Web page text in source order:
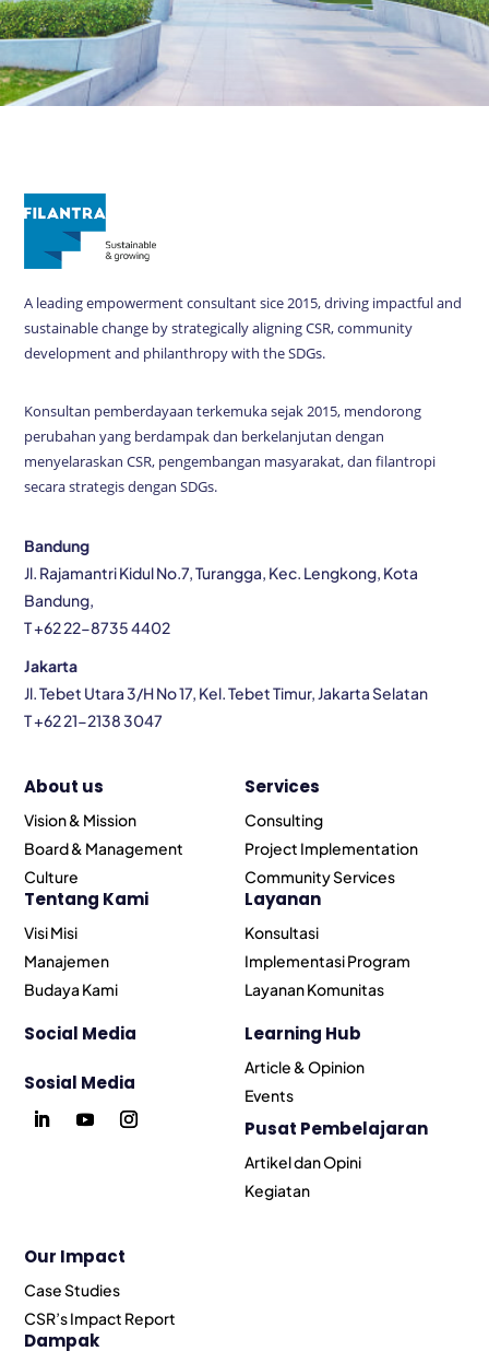
A leading empowerment consultant sice 2015, driving impactful and
sustainable change by strategically aligning CSR, community
development and philanthropy with the SDGs.
Konsultan pemberdayaan terkemuka sejak 2015, mendorong
perubahan yang berdampak dan berkelanjutan dengan
menyelaraskan CSR, pengembangan masyarakat, dan filantropi
secara strategis dengan SDGs.
Bandung
Jl. Rajamantri Kidul No.7, Turangga, Kec. Lengkong, Kota
Bandung,
T +62 22-8735 4402
Jakarta
Jl. Tebet Utara 3/H No 17, Kel. Tebet Timur, Jakarta Selatan
T +62 21-2138 3047
About us
Vision & Mission
Board & Management
Culture
Tentang Kami
Visi Misi
Manajemen
Budaya Kami
Social Media
Sosial Media
Services
Consulting
Project Implementation
Community Services
Layanan
Konsultasi
Implementasi Program
Layanan Komunitas
Learning Hub
Article & Opinion
Events
Pusat Pembelajaran
Artikel dan Opini
Kegiatan
Our Impact
Case Studies
CSR’s Impact Report
Dampak